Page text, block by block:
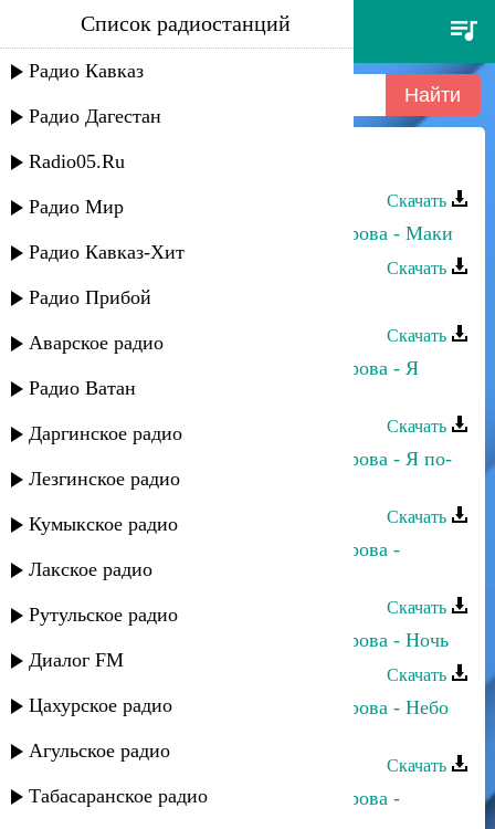
сергей ильясафов - маки
Список радиостанций
Радио Кавказ
Радио Дагестан
Radio05.Ru
Радио Мир
Радио Кавказ-Хит
Радио Прибой
Аварское радио
Радио Ватан
Даргинское радио
Лезгинское радио
Кумыкское радио
Лакское радио
Рутульское радио
Диалог FM
Цахурское радио
Агульское радио
Табасаранское радио
Сергей Ильясафов - Маки
Скачать
Сергей Ильясафов и Полина Питарова - Маки
Скачать
Сергей Ильясафов - У реки
Скачать
Сергей Ильясафов и Полина Питарова - Я
тебя вспоминаю
Скачать
Сергей Ильясафов и Полина Питарова - Я по-
своему, ты по-своему
Скачать
Сергей Ильясафов и Полина Питарова -
Свадебные наряды
Скачать
Сергей Ильясафов и Полина Питарова - Ночь
Скачать
Сергей Ильясафов и Полина Питарова - Небо
Скачать
Сергей Ильясафов и Полина Питарова -